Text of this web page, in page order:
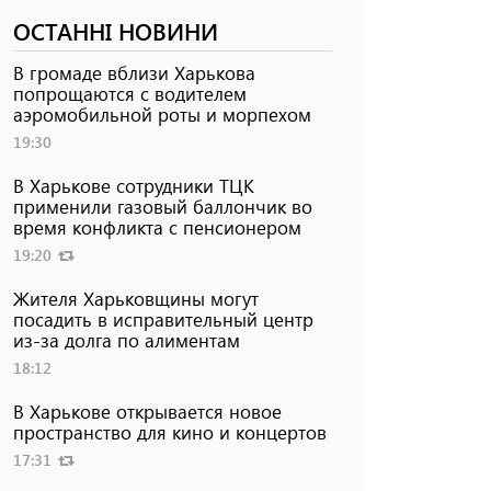
ОСТАННІ НОВИНИ
В громаде вблизи Харькова
попрощаются с водителем
аэромобильной роты и морпехом
19:30
В Харькове сотрудники ТЦК
применили газовый баллончик во
время конфликта с пенсионером
19:20
Жителя Харьковщины могут
посадить в исправительный центр
из-за долга по алиментам
18:12
В Харькове открывается новое
пространство для кино и концертов
17:31